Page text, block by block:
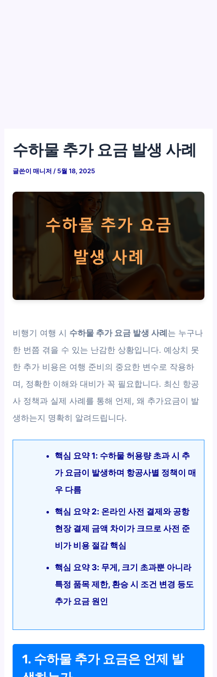
수하물 추가 요금 발생 사례
글쓴이매니저 / 5월 18, 2025
비행기 여행 시 수하물 추가 요금 발생 사례는 누구나
한 번쯤 겪을 수 있는 난감한 상황입니다. 예상치 못
한 추가 비용은 여행 준비의 중요한 변수로 작용하
며, 정확한 이해와 대비가 꼭 필요합니다. 최신 항공
사 정책과 실제 사례를 통해 언제, 왜 추가요금이 발
생하는지 명확히 알려드립니다.
핵심 요약 1: 수하물 허용량 초과 시 추
가 요금이 발생하며 항공사별 정책이 매
우 다름
핵심 요약 2: 온라인 사전 결제와 공항
현장 결제 금액 차이가 크므로 사전 준
비가 비용 절감 핵심
핵심 요약 3: 무게, 크기 초과뿐 아니라
특정 품목 제한, 환승 시 조건 변경 등도
추가 요금 원인
1. 수하물 추가 요금은 언제 발